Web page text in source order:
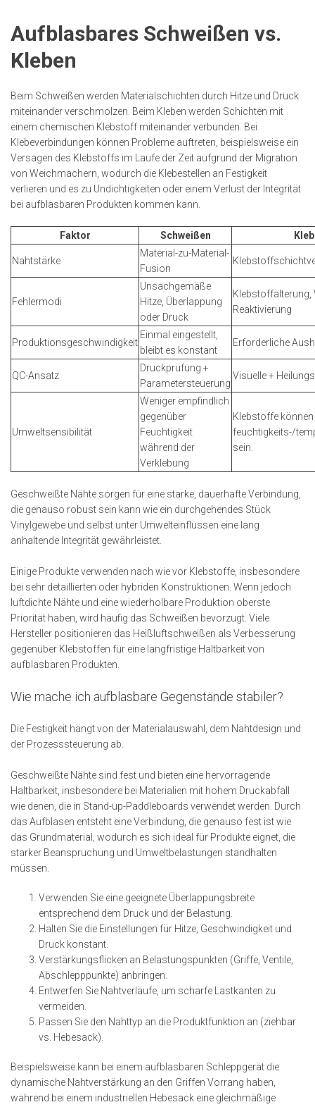
Aufblasbares Schweißen vs.
Kleben
Beim Schweißen werden Materialschichten durch Hitze und Druck
miteinander verschmolzen. Beim Kleben werden Schichten mit
einem chemischen Klebstoff miteinander verbunden. Bei
Klebeverbindungen können Probleme auftreten, beispielsweise ein
Versagen des Klebstoffs im Laufe der Zeit aufgrund der Migration
von Weichmachern, wodurch die Klebestellen an Festigkeit
verlieren und es zu Undichtigkeiten oder einem Verlust der Integrität
bei aufblasbaren Produkten kommen kann.
Faktor Schweißen
Nahtstärke
Material-zu-Material-
Fusion
Fehlermodi
Unsachgemäße
Hitze, Überlappung
oder Druck
Klebstoffalterung,
Reaktivierung
Produktionsgeschwindigkeit
Einmal eingestellt,
bleibt es konstant
Erforderliche
QC-Ansatz
Druckprüfung +
Parametersteuerung
Visuelle +
Umweltsensibilität
Weniger empfindlich
gegenüber
Feuchtigkeit
während der
Verklebung
Klebstoffe können
feuchtigkeits-/
sein.
Geschweißte Nähte sorgen für eine starke, dauerhafte Verbindung,
die genauso robust sein kann wie ein durchgehendes Stück
Vinylgewebe und selbst unter Umwelteinflüssen eine lang
anhaltende Integrität gewährleistet.
Einige Produkte verwenden nach wie vor Klebstoffe, insbesondere
bei sehr detaillierten oder hybriden Konstruktionen. Wenn jedoch
luftdichte Nähte und eine wiederholbare Produktion oberste
Priorität haben, wird häufig das Schweißen bevorzugt. Viele
Hersteller positionieren das Heißluftschweißen als Verbesserung
gegenüber Klebstoffen für eine langfristige Haltbarkeit von
aufblasbaren Produkten.
Wie mache ich aufblasbare Gegenstände stabiler?
Die Festigkeit hängt von der Materialauswahl, dem Nahtdesign und
der Prozesssteuerung ab.
Geschweißte Nähte sind fest und bieten eine hervorragende
Haltbarkeit, insbesondere bei Materialien mit hohem Druckabfall
wie denen, die in Stand-up-Paddleboards verwendet werden. Durch
das Aufblasen entsteht eine Verbindung, die genauso fest ist wie
das Grundmaterial, wodurch es sich ideal für Produkte eignet, die
starker Beanspruchung und Umweltbelastungen standhalten
müssen.
Verwenden Sie eine geeignete Überlappungsbreite
entsprechend dem Druck und der Belastung.
Halten Sie die Einstellungen für Hitze, Geschwindigkeit und
Druck konstant.
Verstärkungsflicken an Belastungspunkten (Griffe, Ventile,
Abschlepppunkte) anbringen.
Entwerfen Sie Nahtverläufe, um scharfe Lastkanten zu
vermeiden.
Passen Sie den Nahttyp an die Produktfunktion an (ziehbar
vs. Hebesack).
Beispielsweise kann bei einem aufblasbaren Schleppgerät die
dynamische Nahtverstärkung an den Griffen Vorrang haben,
während bei einem industriellen Hebesack eine gleichmäßige